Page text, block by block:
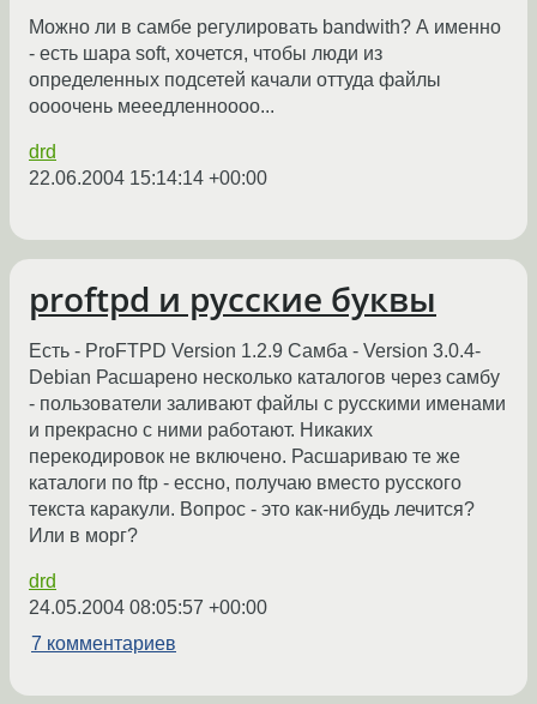
Можно ли в самбе регулировать bandwith? А именно
- есть шара soft, хочется, чтобы люди из
определенных подсетей качали оттуда файлы
оооочень мееедленноооо...
drd
22.06.2004 15:14:14 +00:00
proftpd и русские буквы
Есть - ProFTPD Version 1.2.9 Самба - Version 3.0.4-
Debian Расшарено несколько каталогов через самбу
- пользователи заливают файлы с русскими именами
и прекрасно с ними работают. Никаких
перекодировок не включено. Расшариваю те же
каталоги по ftp - ессно, получаю вместо русского
текста каракули. Вопрос - это как-нибудь лечится?
Или в морг?
drd
24.05.2004 08:05:57 +00:00
7 комментариев